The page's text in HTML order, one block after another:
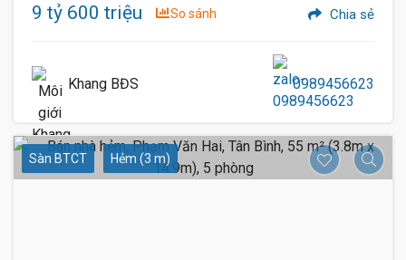
9 tỷ 600 triệu So sánh Chia sẻ
Khang BĐS 0989456623
Sàn BTCT Hẻm (3 m)